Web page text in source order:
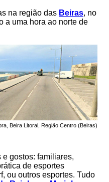
na região das Beiras, no
a uma hora ao norte de
Beira Litoral, Região Centro (Beiras)
gostos: familiares,
de esportes
ou outros esportes. Tudo